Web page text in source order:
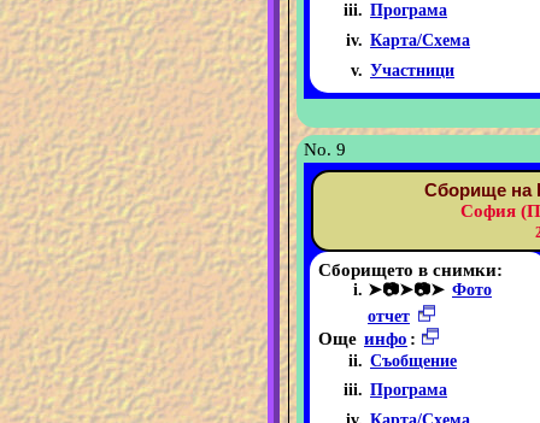
Програма
Карта/Схема
Участници
No. 9
Сборище на
София
Сборището в снимки:
➤📷➤📷➤ Фото
отчет
Още инфо :
Съобщение
Програма